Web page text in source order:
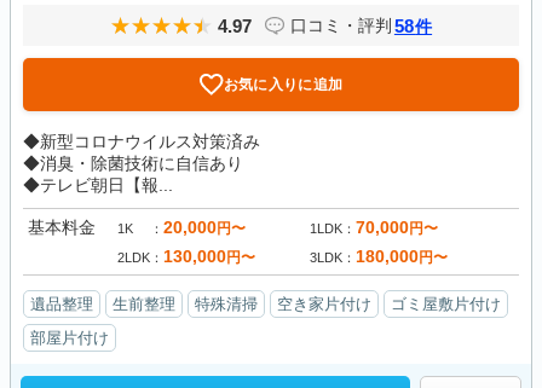
4.97 口コミ・評判 58件
お気に入りに追加
◆新型コロナウイルス対策済み
◆消臭・除菌技術に自信あり
◆テレビ朝日【報...
基本料金 1K 20,000円〜 1LDK 70,000円〜
2LDK 130,000円〜 3LDK 180,000円〜
遺品整理 生前整理 特殊清掃 空き家片付け
ゴミ屋敷片付け
部屋片付け